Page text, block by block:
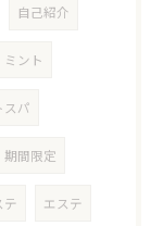
自己紹介
ミント
スパ
期間限定
テ エステ